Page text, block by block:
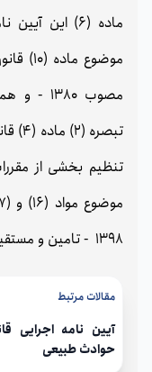
ماده (6) این
موضوع
مصوب
1398 - تامین و مستقیماً به حساب صندوق واریز می شود.
مقالات مرتبط
آیین نامه اجرایی
حوادث طبیعی